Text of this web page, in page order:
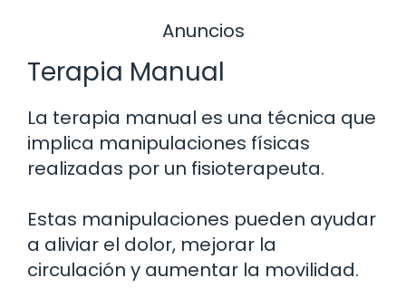
Anuncios
Terapia Manual
La terapia manual es una técnica que
implica manipulaciones físicas
realizadas por un fisioterapeuta.
Estas manipulaciones pueden ayudar
a aliviar el dolor, mejorar la
circulación y aumentar la movilidad.